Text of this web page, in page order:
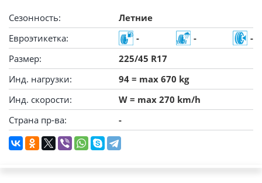
Сезонность:
Летние
Евроэтикетка:
- -
-
Размер:
225/45 R17
Инд. нагрузки:
94 = max 670 kg
Инд. скорости:
W = max 270 km/h
Страна пр-ва:
-